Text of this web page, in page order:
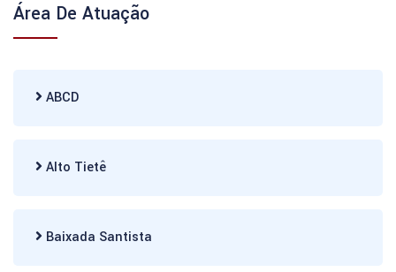
Área De Atuação
ABCD
Alto Tietê
Baixada Santista